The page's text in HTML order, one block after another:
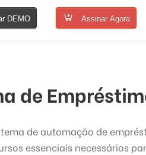
DEMO Assinar Agora
de
de automação de
essenciais necessários